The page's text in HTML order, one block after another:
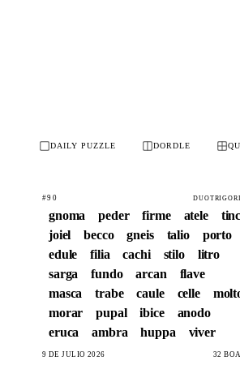
DAILY PUZZLE DORDLE
#90
gnoma peder firme atele
joiel
becco gneis talio
porto
edule
filia cachi stilo
litro
sarga
fundo arcan
flave
masca
trabe caule celle
morar
pupal ibice
anodo
eruca
ambra huppa viver
9 DE JULIO 2026 32